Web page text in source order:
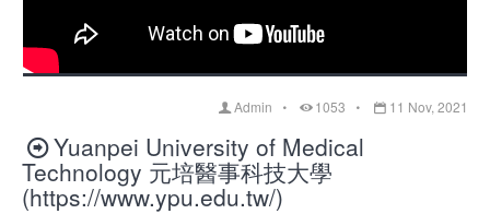
Admin 1053 11 Nov, 2021
Yuanpei University of Medical
Technology 元培醫事科技大學
(https://www.ypu.edu.tw/)